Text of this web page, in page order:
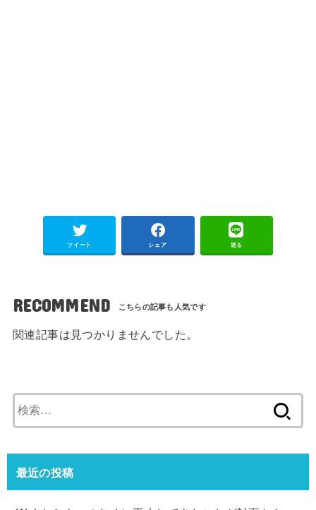
ツイート シェア 送る
RECOMMEND
関連記事は見つかりませんでした。
索:
最近の投稿